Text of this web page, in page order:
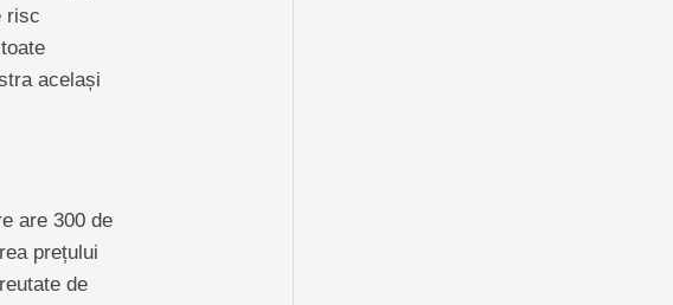
risc
același
are 300 de
prețului
de